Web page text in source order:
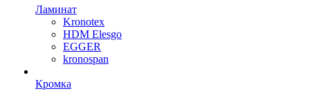
Ламинат
Kronotex
HDM Elesgo
EGGER
kronospan
Кромка